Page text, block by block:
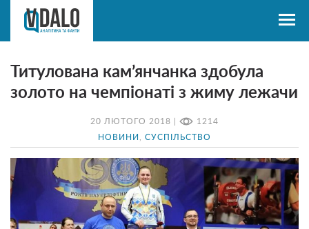
20 ЛЮТОГО 2018 | 1214
НОВИНИ СУСПІЛЬСТВО
Титулована кам’янчанка здобула
золото на чемпіонаті з жиму лежачи